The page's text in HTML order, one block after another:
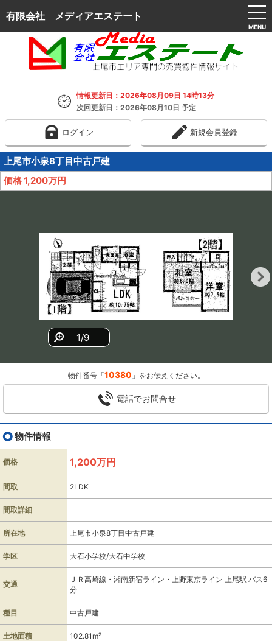
有限会社 メディアエステート
情報更新日：2026年08月09日 14時13分
次回更新日：2026年08月10日 予定
ログイン 新規会員登録
上尾市小泉8丁目中古戸建
価格 1,200万円
1/9
物件番号「10380 」をお伝えください。
電話でお問合せ
物件情報
価格 1,200万円
間取 2LDK
間取詳細
所在地 上尾市小泉8丁目中古戸建
学区 大石小学校/大石中学校
交通
ＪＲ高崎線・湘南新宿ライン・上野東京ライン 上尾駅 バス6
分
種目 中古戸建
土地面積 102.81m²
MENU